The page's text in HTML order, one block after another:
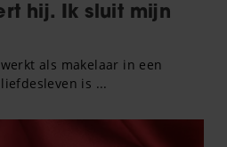
combineren met andere
verstrekt of die ze hebben
als u onze website blijft